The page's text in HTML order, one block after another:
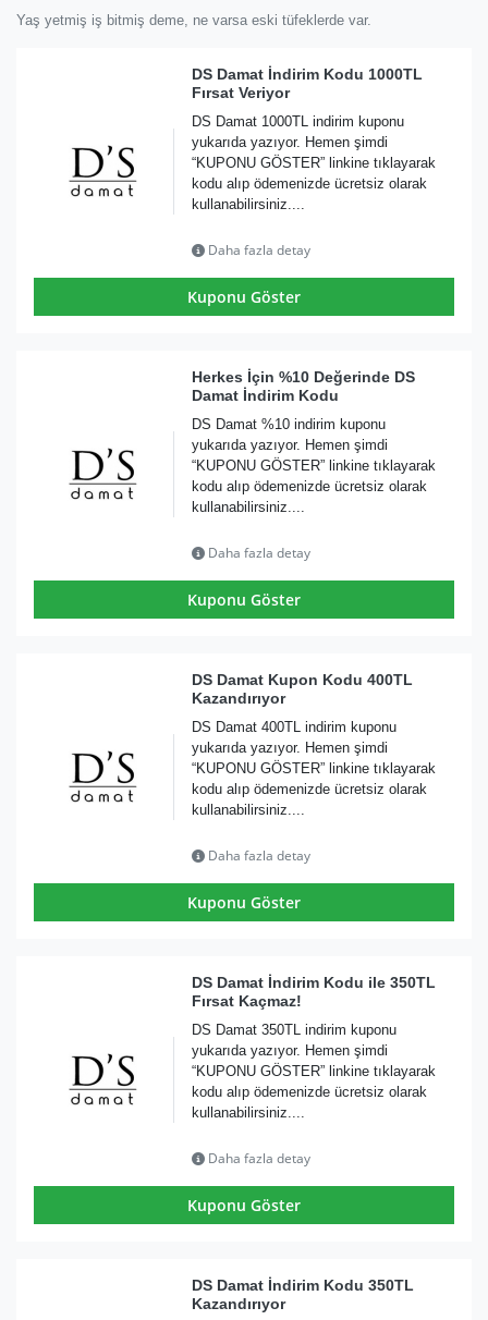
Yaş yetmiş iş bitmiş deme, ne varsa eski tüfeklerde var.
DS Damat İndirim Kodu 1000TL
Fırsat Veriyor
DS Damat 1000TL indirim kuponu
yukarıda yazıyor. Hemen şimdi
“KUPONU GÖSTER” linkine tıklayarak
kodu alıp ödemenizde ücretsiz olarak
kullanabilirsiniz....
Daha fazla detay
Kuponu Göster
Herkes İçin %10 Değerinde DS
Damat İndirim Kodu
DS Damat %10 indirim kuponu
yukarıda yazıyor. Hemen şimdi
“KUPONU GÖSTER” linkine tıklayarak
kodu alıp ödemenizde ücretsiz olarak
kullanabilirsiniz....
Daha fazla detay
Kuponu Göster
DS Damat Kupon Kodu 400TL
Kazandırıyor
DS Damat 400TL indirim kuponu
yukarıda yazıyor. Hemen şimdi
“KUPONU GÖSTER” linkine tıklayarak
kodu alıp ödemenizde ücretsiz olarak
kullanabilirsiniz....
Daha fazla detay
Kuponu Göster
DS Damat İndirim Kodu ile 350TL
Fırsat Kaçmaz!
DS Damat 350TL indirim kuponu
yukarıda yazıyor. Hemen şimdi
“KUPONU GÖSTER” linkine tıklayarak
kodu alıp ödemenizde ücretsiz olarak
kullanabilirsiniz....
Daha fazla detay
Kuponu Göster
DS Damat İndirim Kodu 350TL
Kazandırıyor